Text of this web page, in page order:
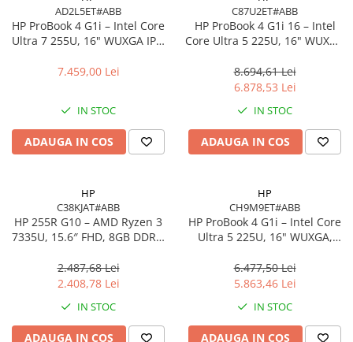
AD2L5ET#ABB
HP ProBook 4 G1i – Intel Core
Ultra 7 255U, 16" WUXGA IPS,
FreeDOS, Pike Silver
7.459,00 Lei
IN STOC
ADAUGA IN COS
C87U2ET#ABB
HP ProBook 4 G1i 16 – Intel
Core Ultra 5 225U, 16" WUXGA
Intel Graphics, Windows 11
Pro, 1YW
8.694,61 Lei
6.878,53 Lei
IN STOC
ADAUGA IN COS
HP
C38KJAT#ABB
HP 255R G10 – AMD Ryzen 3
7335U, 15.6″ FHD, 8GB DDR4,
Business Laptop
2.487,68 Lei
2.408,78 Lei
IN STOC
ADAUGA IN COS
HP
CH9M9ET#ABB
HP ProBook 4 G1i – Intel Core
Ultra 5 225U, 16" WUXGA,
FreeDOS
6.477,50 Lei
5.863,46 Lei
IN STOC
ADAUGA IN COS